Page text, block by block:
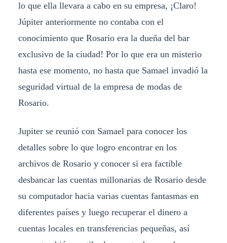
lo que ella llevara a cabo en su empresa, ¡Claro!
Júpiter anteriormente no contaba con el
conocimiento que Rosario era la dueña del bar
exclusivo de la ciudad! Por lo que era un misterio
hasta ese momento, no hasta que Samael invadió la
seguridad virtual de la empresa de modas de
Rosario.
Jupiter se reunió con Samael para conocer los
detalles sobre lo que logro encontrar en los
archivos de Rosario y conocer si era factible
desbancar las cuentas millonarias de Rosario desde
su computador hacia varias cuentas fantasmas en
diferentes países y luego recuperar el dinero a
cuentas locales en transferencias pequeñas, así